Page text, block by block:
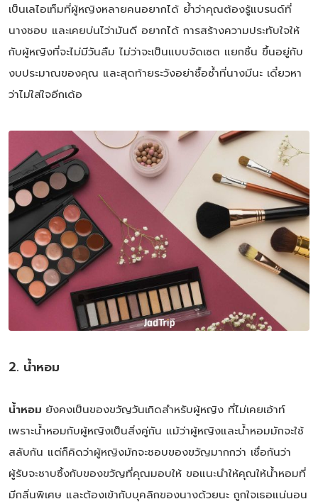
เป็นเลไอเท็มที่ผู้หญิงหลายคนอยากได้ ย้ำว่าคุณต้องรู้แบรนด์ที่
นางชอบ และเคยบ่นไว่ามันดี อยากได้ การสร้างความประทับใจให้
กับผู้หญิงที่จะไม่มีวันลืม ไม่ว่าจะเป็นแบบจัดเซต แยกชิ้น ขึ้นอยู่กับ
งบประมาณของคุณ และสุดท้ายระวังอย่าซื้อซ้ำที่นางมีนะ เดี๋ยวหา
ว่าไม่ใส่ใจอีกเด้อ
2. น้ำหอม
น้ำหอม ยังคงเป็นของขวัญวันเกิดสำหรับผู้หญิง ที่ไม่เคยเอ้าท์
เพราะน้ำหอมกับผู้หญิงเป็นสิ่งคู่กัน แม้ว่าผู้หญิงและน้ำหอมมักจะใช้
สลับกัน แต่ก็คิดว่าผู้หญิงมักจะชอบของขวัญมากกว่า เชื่อกันว่า
ผู้รับจะซาบซึ้งกับของขวัญที่คุณมอบให้ ขอแนะนำให้คุณให้น้ำหอมที่
มีกลิ่นพิเศษ และต้องเข้ากับบุคลิกของนางด้วยนะ ถูกใจเธอแน่นอน